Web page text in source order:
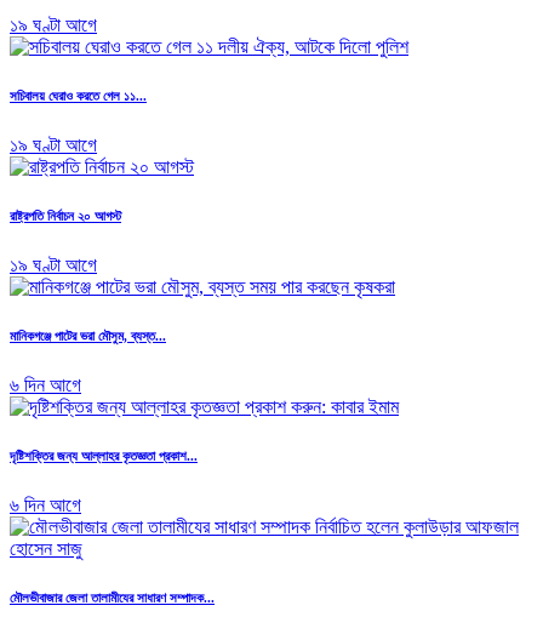
১৯ ঘণ্টা আগে
সচিবালয় ঘেরাও করতে গেল ১১...
১৯ ঘণ্টা আগে
রাষ্ট্রপতি নির্বাচন ২০ আগস্ট
১৯ ঘণ্টা আগে
মানিকগঞ্জে পাটের ভরা মৌসুম, ব্যস্ত...
৬ দিন আগে
দৃষ্টিশক্তির জন্য আল্লাহর কৃতজ্ঞতা প্রকাশ...
৬ দিন আগে
মৌলভীবাজার জেলা তালামীযের সাধারণ সম্পাদক...